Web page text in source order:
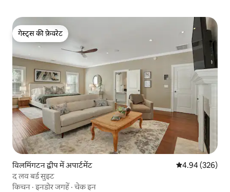
गेस्ट्स की फ़ेवरेट
गेस्ट्स की फ़ेवरेट
विलमिंगटन द्वीप में अपार्टमेंट औसत रेटिंग 5 में से
4.94 (326)
द लव बर्ड सुइट
किचन ·इनडोर जगहें ·चेक इन